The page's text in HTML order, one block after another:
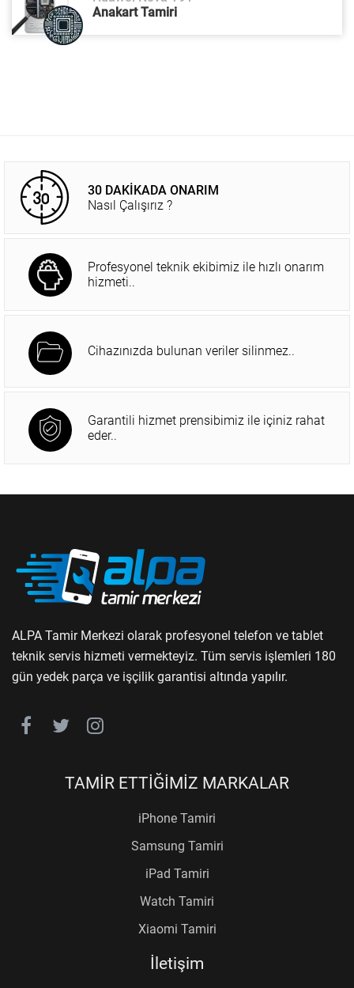
Anakart Tamiri
30 DAKİKADA ONARIM
Nasıl Çalışırız ?
Profesyonel teknik ekibimiz ile hızlı onarım
hizmeti..
Cihazınızda bulunan veriler silinmez..
Garantili hizmet prensibimiz ile içiniz rahat
eder..
ALPA Tamir Merkezi olarak profesyonel telefon ve tablet
teknik servis hizmeti vermekteyiz. Tüm servis işlemleri 180
gün yedek parça ve işçilik garantisi altında yapılır.
TAMİR ETTİĞİMİZ MARKALAR
iPhone Tamiri
Samsung Tamiri
iPad Tamiri
Watch Tamiri
Xiaomi Tamiri
İletişim